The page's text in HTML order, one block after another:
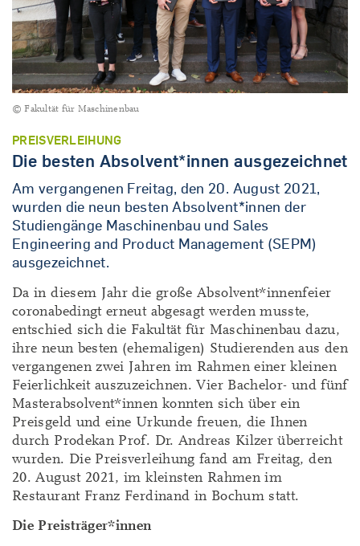
© Fakultät für Maschinenbau
PREISVERLEIHUNG
Die besten Absolvent*innen ausgezeichnet
Am vergangenen Freitag, den 20. August 2021,
wurden die neun besten Absolvent*innen der
Studiengänge Maschinenbau und Sales
Engineering and Product Management (SEPM)
ausgezeichnet.
Da in diesem Jahr die große Absolvent*innenfeier
coronabedingt erneut abgesagt werden musste,
entschied sich die Fakultät für Maschinenbau dazu,
ihre neun besten (ehemaligen) Studierenden aus den
vergangenen zwei Jahren im Rahmen einer kleinen
Feierlichkeit auszuzeichnen. Vier Bachelor- und fünf
Masterabsolvent*innen konnten sich über ein
Preisgeld und eine Urkunde freuen, die Ihnen
durch Prodekan Prof. Dr. Andreas Kilzer überreicht
wurden. Die Preisverleihung fand am Freitag, den
20. August 2021, im kleinsten Rahmen im
Restaurant Franz Ferdinand in Bochum statt.
Die Preisträger*innen